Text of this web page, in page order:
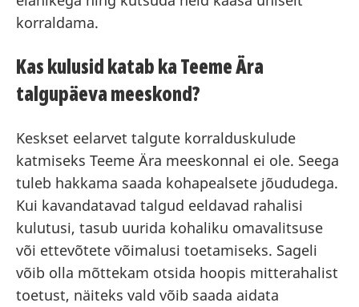
korraldama.
Kas kulusid katab ka Teeme Ära
talgupäeva meeskond?
Keskset eelarvet talgute korralduskulude
katmiseks Teeme Ära meeskonnal ei ole. Seega
tuleb hakkama saada kohapealsete jõududega.
Kui kavandatavad talgud eeldavad rahalisi
kulutusi, tasub uurida kohaliku omavalitsuse
või ettevõtete võimalusi toetamiseks. Sageli
võib olla mõttekam otsida hoopis mitterahalist
toetust, näiteks vald võib saada aidata